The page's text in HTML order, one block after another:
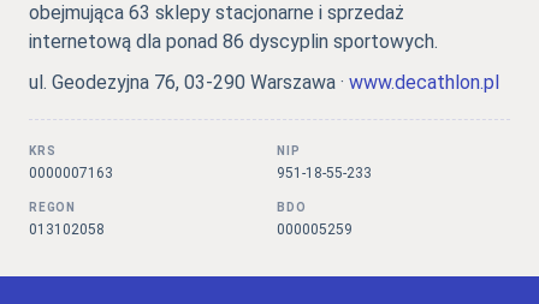
obejmująca 63 sklepy stacjonarne i sprzedaż
internetową dla ponad 86 dyscyplin sportowych.
ul. Geodezyjna 76, 03-290 Warszawa · www.decathlon.pl
KRS
0000007163
NIP
951-18-55-233
REGON
013102058
BDO
000005259